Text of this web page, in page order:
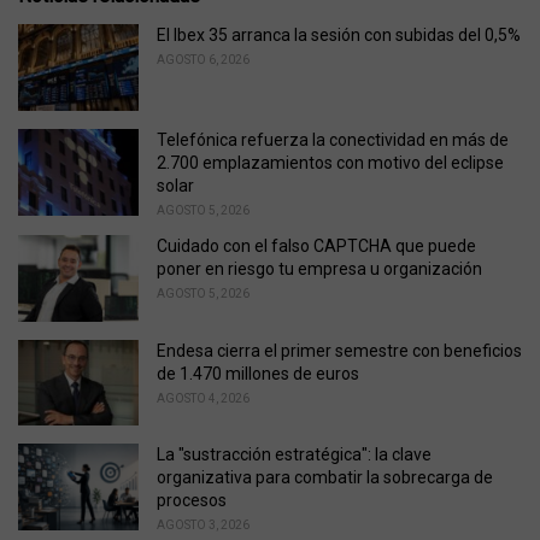
o
r
i
e
:
El Ibex 35 arranca la sesión con subidas del 0,5%
AGOSTO 6, 2026
Telefónica refuerza la conectividad en más de
2.700 emplazamientos con motivo del eclipse
solar
AGOSTO 5, 2026
Cuidado con el falso CAPTCHA que puede
poner en riesgo tu empresa u organización
AGOSTO 5, 2026
Endesa cierra el primer semestre con beneficios
de 1.470 millones de euros
AGOSTO 4, 2026
La "sustracción estratégica": la clave
organizativa para combatir la sobrecarga de
procesos
AGOSTO 3, 2026